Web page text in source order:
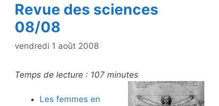
Revue des sciences
08/08
vendredi 1 août 2008
Temps de lecture : 107 minutes
Les femmes en